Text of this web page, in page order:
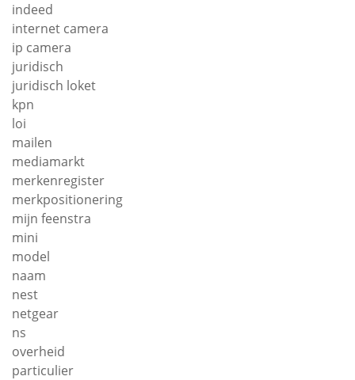
indeed
internet camera
ip camera
juridisch
juridisch loket
kpn
loi
mailen
mediamarkt
merkenregister
merkpositionering
mijn feenstra
mini
model
naam
nest
netgear
ns
overheid
particulier